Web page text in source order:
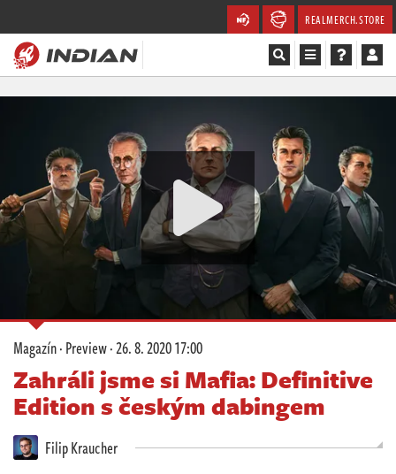
REALMERCH.STORE
Recenze
Videa
Soutěže
Komunita
Redakce
Živě
Magazín·Preview·26. 8. 2020 17:00
Zahráli jsme si Mafia: Definitive
Edition s českým dabingem
Filip Kraucher